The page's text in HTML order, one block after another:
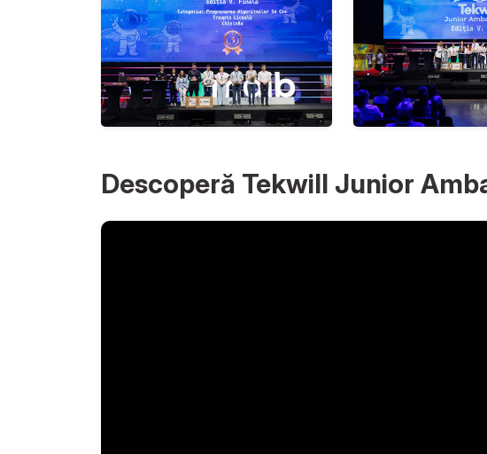
Descoperă Tekwill Junior